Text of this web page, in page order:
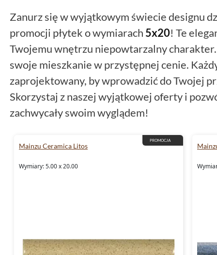
Zanurz się w wyjątkowym świecie designu
promocji płytek o wymiarach 5x20! Te
Twojemu wnętrzu niepowtarzalny
swoje mieszkanie w przystępnej cenie.
zaprojektowany, by wprowadzić do Twojej
Skorzystaj z naszej wyjątkowej oferty i
zachwycały swoim wyglądem!
PROMOCJA
Mainzu Ceramica Litos
Wymiary: 5.00 x 20.00